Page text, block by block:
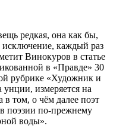
редкая, она как бы,
каждый раз
Винокуров в статье
в «Правде» 30
рубрике «Художник и
измеряется на
том, о чём далее поэт
в поэзии по-прежнему
воды».